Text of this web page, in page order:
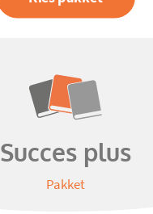
Succes plus
Pakket